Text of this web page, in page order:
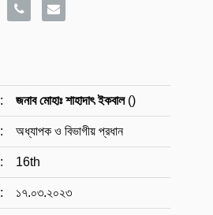
: জনাব মোহাঃ শাহাদাৎ ইকবাল()
: অধ্যাপক ও বিভাগীয় প্রধান
: 16th
: ১৭.০৩.২০২৩